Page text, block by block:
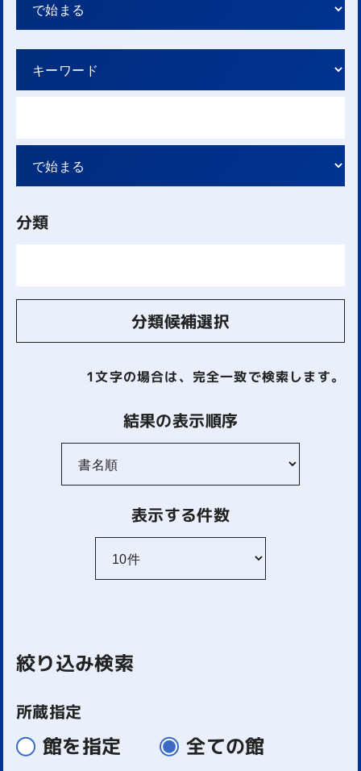
分類
分類候補選択
1文字の場合は、完全一致で検索します。
結果の表示順序
表示する件数
絞り込み検索
所蔵指定
館を指定 全ての館